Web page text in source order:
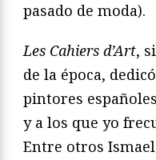
pasado de moda).
Les Cahiers d’Art,
de la época,
pintores
y a los que yo
Entre otros